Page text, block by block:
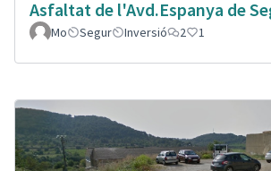
Asfaltat de l'Avd.Espanya de
Mo
Segur Inversió 2 1